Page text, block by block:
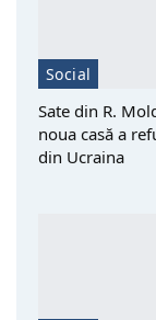
Social
Sate din R.
noua casă a
din Ucraina